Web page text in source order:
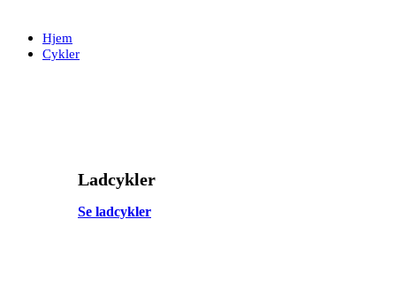
primary
navigation
Hjem
Cykler
Ladcykler
Se ladcykler